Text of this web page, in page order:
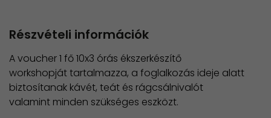
Részvételi információk
A voucher 1 fő 10x3 órás ékszerkészítő
workshopját tartalmazza, a foglalkozás ideje alatt
biztosítanak kávét, teát és rágcsálnivalót
valamint minden szükséges eszközt.